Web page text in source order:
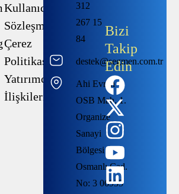
Kullanıcı
Sözleşmesi
Çerez
Politikası
Yatırımcı
İlişkileri
312
267 15
84
destek@segmen.com.tr
Ahi Evran
OSB Mah. 1.
Organize
Sanayi
Bölgesi
Osmanlı Cad.
No: 3 06935
Bizi
Takip
Edin